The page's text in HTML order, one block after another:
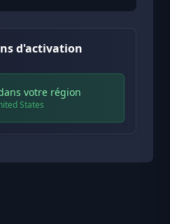
d'activation
votre région
States